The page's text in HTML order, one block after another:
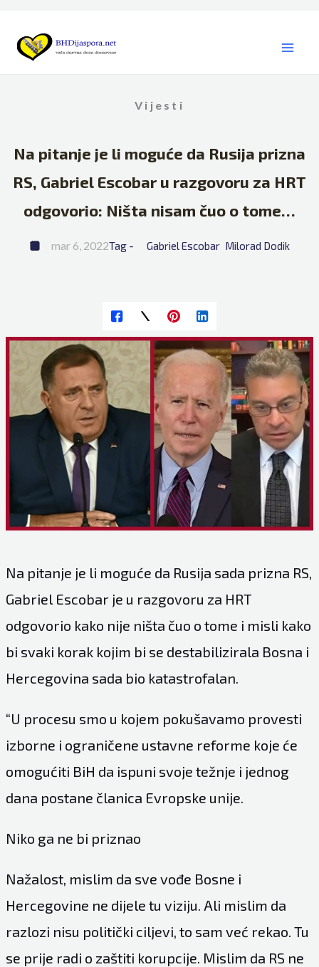
content
Vijesti
Na pitanje je li moguće da Rusija prizna
RS, Gabriel Escobar u razgovoru za HRT
odgovorio: Ništa nisam čuo o tome…
mar 6, 2022Tag - Gabriel Escobar Milorad Dodik
Na pitanje je li moguće da Rusija sada prizna RS,
Gabriel Escobar je u razgovoru za HRT
odgovorio kako nije ništa čuo o tome i misli kako
bi svaki korak kojim bi se destabilizirala Bosna i
Hercegovina sada bio katastrofalan.
“U procesu smo u kojem pokušavamo provesti
izborne i ograničene ustavne reforme koje će
omogućiti BiH da ispuni svoje težnje i jednog
dana postane članica Evropske unije.
Niko ga ne bi priznao
Nažalost, mislim da sve vođe Bosne i
Hercegovine ne dijele tu viziju. Ali mislim da
razlozi nisu politički ciljevi, to sam već rekao. Tu
se prije radi o zaštiti korupcije. Mislim da RS ne